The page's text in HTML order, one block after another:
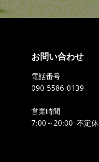
お問い合わせ
電話番号
090-5586-0139
営業時間
7:00～20:00 不定休